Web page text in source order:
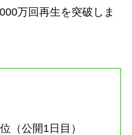
万回再生を突破しま
（公開1日目）